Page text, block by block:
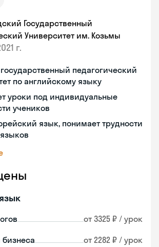
Государственный
Университет им. Козьмы
г.
педагогический
по английскому языку
уроки под индивидуальные
учеников
язык, понимает трудности
от 3325 ₽ / урок
от 2282 ₽ / урок